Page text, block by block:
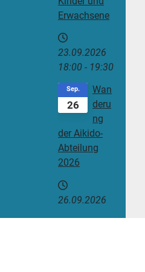
Erwachsene
23.09.2026
18:00 - 19:30
26
Sep.
Wan
deru
ng
der Aikido-
Abteilung
2026
26.09.2026